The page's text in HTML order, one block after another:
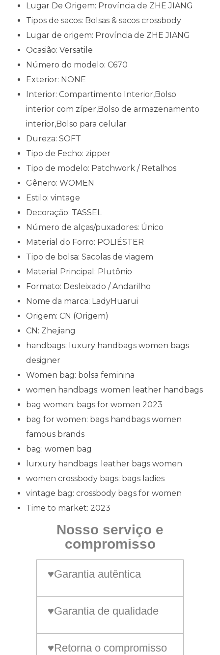
Lugar De Origem: Província de ZHE JIANG
Tipos de sacos: Bolsas & sacos crossbody
Lugar de origem: Província de ZHE JIANG
Ocasião: Versatile
Número do modelo: C670
Exterior: NONE
Interior: Compartimento Interior,Bolso
interior com zíper,Bolso de armazenamento
interior,Bolso para celular
Dureza: SOFT
Tipo de Fecho: zipper
Tipo de modelo: Patchwork / Retalhos
Gênero: WOMEN
Estilo: vintage
Decoração: TASSEL
Número de alças/puxadores: Único
Material do Forro: POLIÉSTER
Tipo de bolsa: Sacolas de viagem
Material Principal: Plutônio
Formato: Desleixado / Andarilho
Nome da marca: LadyHuarui
Origem: CN (Origem)
CN: Zhejiang
handbags: luxury handbags women bags
designer
Women bag: bolsa feminina
women handbags: women leather handbags
bag women: bags for women 2023
bag for women: bags handbags women
famous brands
bag: women bag
lurxury handbags: leather bags women
women crossbody bags: bags ladies
vintage bag: crossbody bags for women
Time to market: 2023
Nosso serviço e
compromisso
♥Garantia autêntica
♥Garantia de qualidade
♥Retorna o compromisso